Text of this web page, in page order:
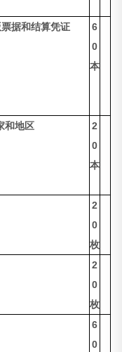
据和结算凭证
6
0
本
和地区
2
0
本
2
0
枚
2
0
枚
6
0